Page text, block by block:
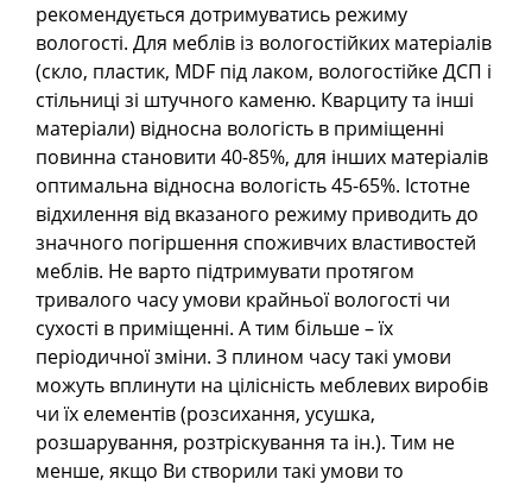
рекомендується дотримуватись режиму
вологості. Для меблів із вологостійких матеріалів
(скло, пластик, MDF під лаком, вологостійке ДСП і
стільниці зі штучного каменю. Кварциту та інші
матеріали) відносна вологість в приміщенні
повинна становити 40-85%, для інших матеріалів
оптимальна відносна вологість 45-65%. Істотне
відхилення від вказаного режиму приводить до
значного погіршення споживчих властивостей
меблів. Не варто підтримувати протягом
тривалого часу умови крайньої вологості чи
сухості в приміщенні. А тим більше – їх
періодичної зміни. З плином часу такі умови
можуть вплинути на цілісність меблевих виробів
чи їх елементів (розсихання, усушка,
розшарування, розтріскування та ін.). Тим не
менше, якщо Ви створили такі умови то